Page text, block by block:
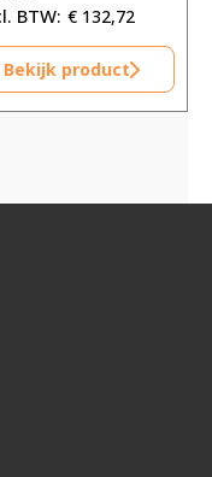
€ 132,72
Bekijk product